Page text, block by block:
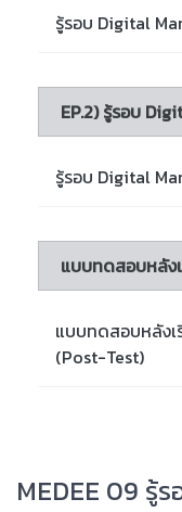
รู้รอบ Digital
EP.2) รู้รอบ
รู้รอบ Digital
แบบทดสอบหลัง
แบบทดสอบหลังเ
(Post-Test)
MEDEE 09 รู้